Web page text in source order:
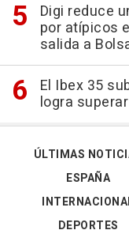
Digi reduce
por atípicos
salida a
El Ibex 35
logra
ÚLTIMAS
ESPAÑA
DEPORTES